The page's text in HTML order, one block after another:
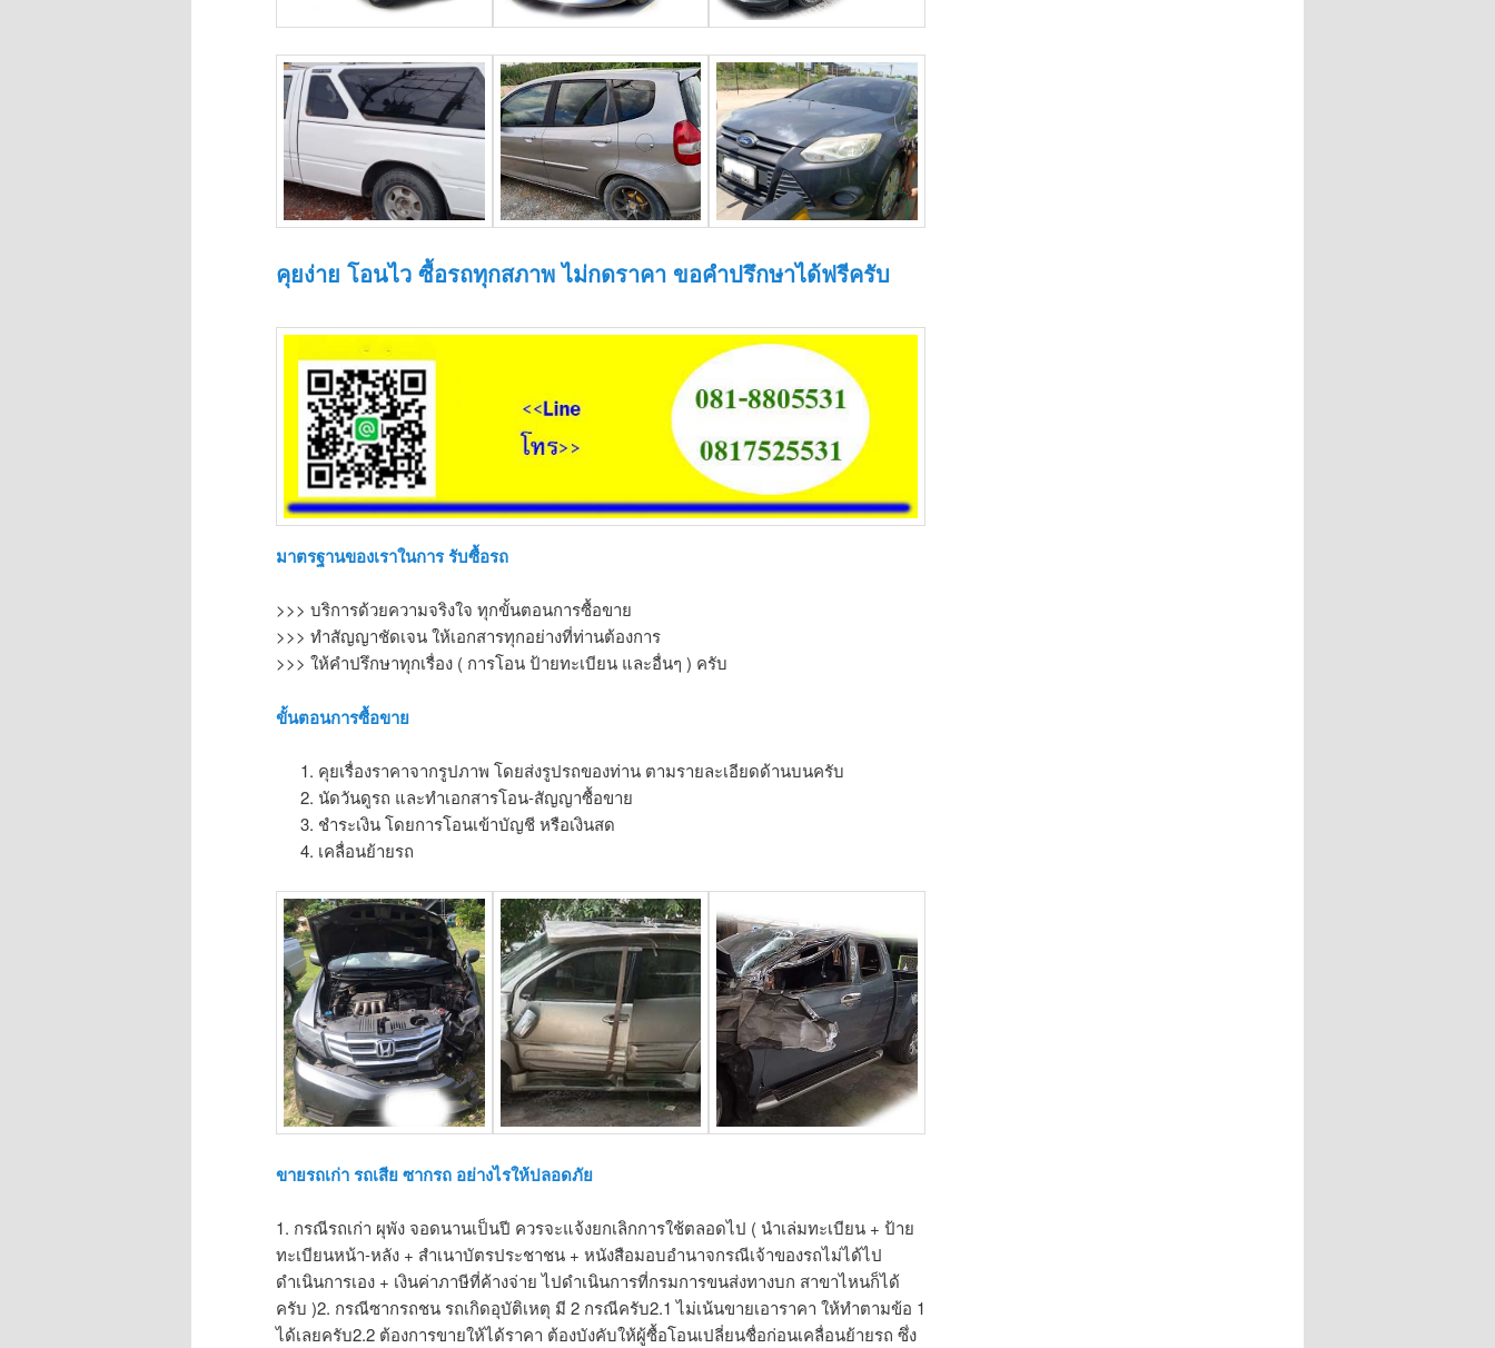
คุยง่าย โอนไว ซื้อรถทุกสภาพ ไม่กดราคา ขอคำปรึกษาได้ฟรีครับ
มาตรฐานของเราในการ รับซื้อรถ
>>> บริการด้วยความจริงใจ ทุกขั้นตอนการซื้อขาย
>>> ทำสัญญาชัดเจน ให้เอกสารทุกอย่างที่ท่านต้องการ
>>> ให้คำปรึกษาทุกเรื่อง ( การโอน ป้ายทะเบียน และอื่นๆ ) ครับ
ขั้นตอนการซื้อขาย
คุยเรื่องราคาจากรูปภาพ โดยส่งรูปรถของท่าน ตามรายละเอียดด้านบนครับ
นัดวันดูรถ และทำเอกสารโอน-สัญญาซื้อขาย
ชำระเงิน โดยการโอนเข้าบัญชี หรือเงินสด
เคลื่อนย้ายรถ
ขายรถเก่า รถเสีย ซากรถ อย่างไรให้ปลอดภัย
1. กรณีรถเก่า ผุพัง จอดนานเป็นปี ควรจะแจ้งยกเลิกการใช้ตลอดไป ( นำเล่มทะเบียน + ป้าย
ทะเบียนหน้า-หลัง + สำเนาบัตรประชาชน + หนังสือมอบอำนาจกรณีเจ้าของรถไม่ได้ไป
ดำเนินการเอง + เงินค่าภาษีที่ค้างจ่าย ไปดำเนินการที่กรมการขนส่งทางบก สาขาไหนก็ได้
ครับ )2. กรณีซากรถชน รถเกิดอุบัติเหตุ มี 2 กรณีครับ2.1 ไม่เน้นขายเอาราคา ให้ทำตามข้อ 1
ได้เลยครับ2.2 ต้องการขายให้ได้ราคา ต้องบังคับให้ผู้ซื้อโอนเปลี่ยนชื่อก่อนเคลื่อนย้ายรถ ซึ่ง